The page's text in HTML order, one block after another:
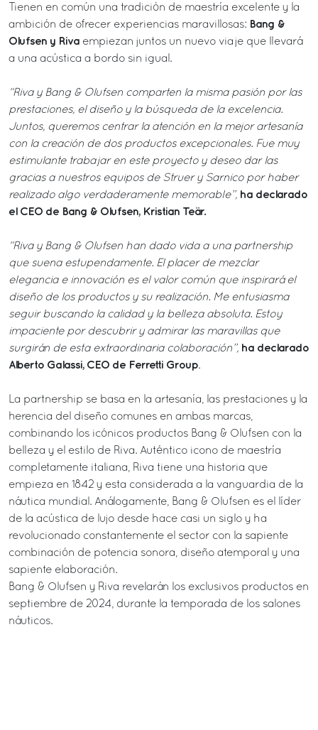
Tienen en común una tradición de maestría excelente y la
ambición de ofrecer experiencias maravillosas: Bang &
Olufsen y Riva empiezan juntos un nuevo viaje que llevará
a una acústica a bordo sin igual.
“Riva y Bang & Olufsen comparten la misma pasión por las
prestaciones, el diseño y la búsqueda de la excelencia.
Juntos, queremos centrar la atención en la mejor artesanía
con la creación de dos productos excepcionales. Fue muy
estimulante trabajar en este proyecto y deseo dar las
gracias a nuestros equipos de Struer y Sarnico por haber
realizado algo verdaderamente memorable”, ha declarado
el CEO de Bang & Olufsen, Kristian Teär.
“Riva y Bang & Olufsen han dado vida a una partnership
que suena estupendamente. El placer de mezclar
elegancia e innovación es el valor común que inspirará el
diseño de los productos y su realización. Me entusiasma
seguir buscando la calidad y la belleza absoluta. Estoy
impaciente por descubrir y admirar las maravillas que
surgirán de esta extraordinaria colaboración”, ha declarado
Alberto Galassi, CEO de Ferretti Group.
La partnership se basa en la artesanía, las prestaciones y la
herencia del diseño comunes en ambas marcas,
combinando los icónicos productos Bang & Olufsen con la
belleza y el estilo de Riva. Auténtico icono de maestría
completamente italiana, Riva tiene una historia que
empieza en 1842 y esta considerada a la vanguardia de la
náutica mundial. Análogamente, Bang & Olufsen es el líder
de la acústica de lujo desde hace casi un siglo y ha
revolucionado constantemente el sector con la sapiente
combinación de potencia sonora, diseño atemporal y una
sapiente elaboración.
Bang & Olufsen y Riva revelarán los exclusivos productos en
septiembre de 2024, durante la temporada de los salones
náuticos.